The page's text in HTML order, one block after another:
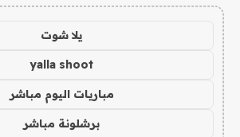
يلا شوت
yalla shoot
مباريات اليوم مباشر
برشلونة مباشر